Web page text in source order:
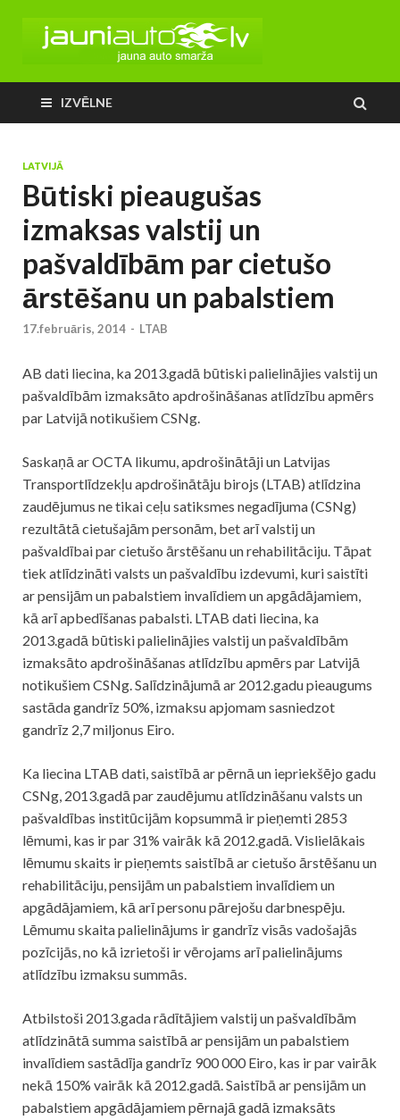
IZVĒLNE
LATVIJĀ
Būtiski pieaugušas
izmaksas valstij un
pašvaldībām par cietušo
ārstēšanu un pabalstiem
17.februāris, 2014 - LTAB
AB dati liecina, ka 2013.gadā būtiski palielinājies valstij un
pašvaldībām izmaksāto apdrošināšanas atlīdzību apmērs
par Latvijā notikušiem CSNg.
Saskaņā ar OCTA likumu, apdrošinātāji un Latvijas
Transportlīdzekļu apdrošinātāju birojs (LTAB) atlīdzina
zaudējumus ne tikai ceļu satiksmes negadījuma (CSNg)
rezultātā cietušajām personām, bet arī valstij un
pašvaldībai par cietušo ārstēšanu un rehabilitāciju. Tāpat
tiek atlīdzināti valsts un pašvaldību izdevumi, kuri saistīti
ar pensijām un pabalstiem invalīdiem un apgādājamiem,
kā arī apbedīšanas pabalsti. LTAB dati liecina, ka
2013.gadā būtiski palielinājies valstij un pašvaldībām
izmaksāto apdrošināšanas atlīdzību apmērs par Latvijā
notikušiem CSNg. Salīdzinājumā ar 2012.gadu pieaugums
sastāda gandrīz 50%, izmaksu apjomam sasniedzot
gandrīz 2,7 miljonus Eiro.
Ka liecina LTAB dati, saistībā ar pērnā un iepriekšējo gadu
CSNg, 2013.gadā par zaudējumu atlīdzināšanu valsts un
pašvaldības institūcijām kopsummā ir pieņemti 2853
lēmumi, kas ir par 31% vairāk kā 2012.gadā. Vislielākais
lēmumu skaits ir pieņemts saistībā ar cietušo ārstēšanu un
rehabilitāciju, pensijām un pabalstiem invalīdiem un
apgādājamiem, kā arī personu pārejošu darbnespēju.
Lēmumu skaita palielinājums ir gandrīz visās vadošajās
pozīcijās, no kā izrietoši ir vērojams arī palielinājums
atlīdzību izmaksu summās.
Atbilstoši 2013.gada rādītājiem valstij un pašvaldībām
atlīdzinātā summa saistībā ar pensijām un pabalstiem
invalīdiem sastādīja gandrīz 900 000 Eiro, kas ir par vairāk
nekā 150% vairāk kā 2012.gadā. Saistībā ar pensijām un
pabalstiem apgādājamiem pērnajā gadā izmaksāts